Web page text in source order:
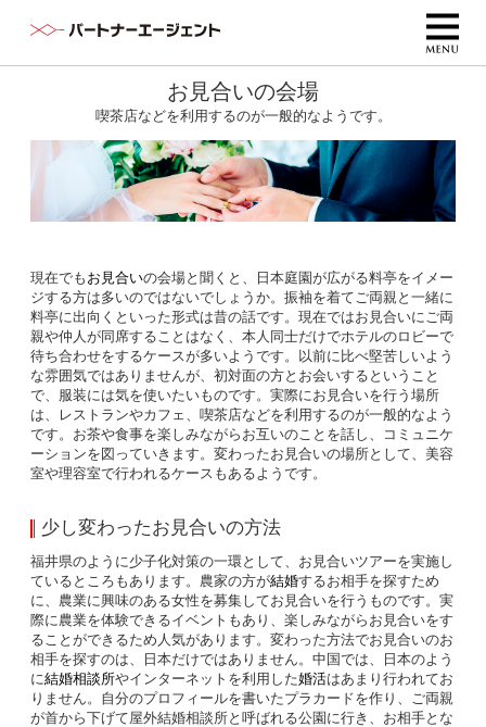
お見合いの会場
喫茶店などを利用するのが一般的なようです。
現在でも お見合いの会場と聞くと、日本庭園が広がる料亭をイメー
ジする方は多いのではないでしょうか。振袖を着てご両親と一緒に
料亭に出向くといった形式は昔の話です。現在ではお見合いにご両
親や仲人が同席することはなく、本人同士だけでホテルのロビーで
待ち合わせをするケースが多いようです。以前に比べ堅苦しいよう
な雰囲気ではありませんが、初対面の方とお会いするということ
で、服装には気を使いたいものです。実際にお見合いを行う場所
は、レストランやカフェ、喫茶店などを利用するのが一般的なよう
です。お茶や食事を楽しみながらお互いのことを話し、コミュニケ
ーションを図っていきます。変わったお見合いの場所として、美容
室や理容室で行われるケースもあるようです。
少し変わったお見合いの方法
福井県のように少子化対策の一環として、お見合いツアーを実施し
ているところもあります。農家の方が結婚するお相手を探すため
に、農業に興味のある女性を募集してお見合いを行うものです。実
際に農業を体験できるイベントもあり、楽しみながらお見合いをす
ることができるため人気があります。変わった方法でお見合いのお
相手を探すのは、日本だけではありません。中国では、日本のよう
に結婚相談所やインターネットを利用した婚活はあまり行われてお
りません。自分のプロフィールを書いたプラカードを作り、ご両親
が首から下げて屋外結婚相談所と呼ばれる公園に行き、お相手とな